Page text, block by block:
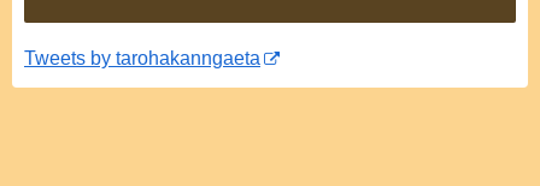
Tweets by tarohakanngaeta